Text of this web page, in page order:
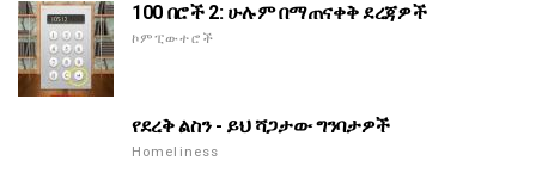
100 በሮች 2: ሁሉም በማጠናቀቅ ደረጃዎች
ኮምፒውተሮች
የደረቅ ልስን - ይህ ሻጋታው ግንባታዎች
Homeliness